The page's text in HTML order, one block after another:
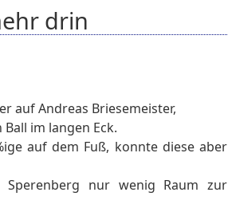
drin
auf Andreas Briesemeister,
im langen Eck.
auf dem Fuß, konnte diese aber
Sperenberg nur wenig Raum zur